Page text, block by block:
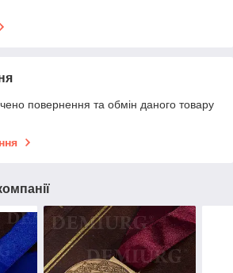
повернення та обмін даного товару